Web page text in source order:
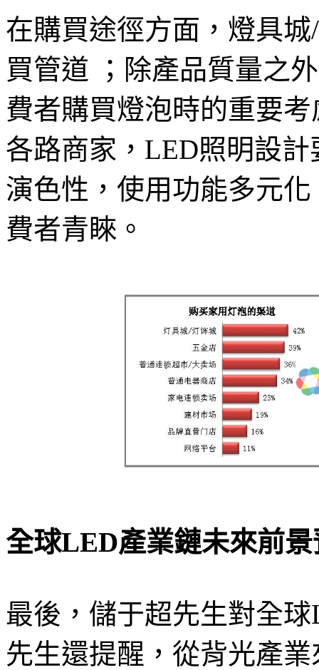
在購買途徑方面，燈具
買管道 ；除產品質量之
費者購買燈泡時的重要
各路商家，LED照明設
演色性，使用功能多元
費者青睞。
全球LED產業鏈未來前
最後，儲于超先生對全
先生還提醒，從背光產